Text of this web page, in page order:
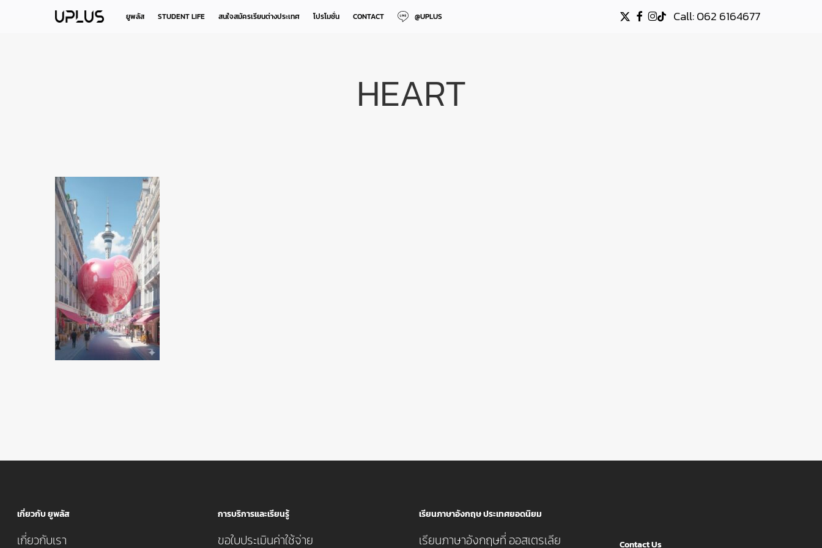
ยูพลัส STUDENT LIFE สนใจสมัครเรียนต่างประเทศ โปรโมชั่น CONTACT @UPLUS Call: 062 6164677
X-
TWITTER
FACEBOOK
INSTAGRAM
TIKTOK
HEART
เกี่ยวกับ ยูพลัส
เกี่ยวกับเรา
การบริการและเรียนรู้
ขอใบประเมินค่าใช้จ่าย
เรียนภาษาอังกฤษ ประเทศยอดนิยม
เรียนภาษาอังกฤษที่ ออสเตรเลีย Contact Us